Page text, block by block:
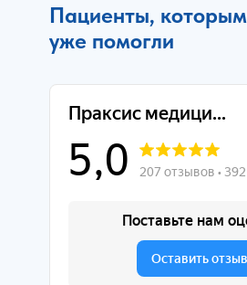
Пациенты, которым
уже помогли